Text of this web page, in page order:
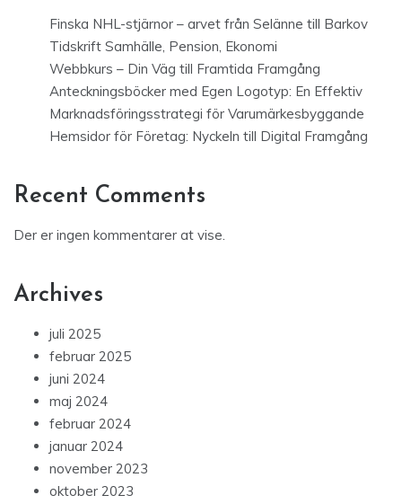
Finska NHL-stjärnor – arvet från Selänne till Barkov
Tidskrift Samhälle, Pension, Ekonomi
Webbkurs – Din Väg till Framtida Framgång
Anteckningsböcker med Egen Logotyp: En Effektiv
Marknadsföringsstrategi för Varumärkesbyggande
Hemsidor för Företag: Nyckeln till Digital Framgång
Recent Comments
Der er ingen kommentarer at vise.
Archives
juli 2025
februar 2025
juni 2024
maj 2024
februar 2024
januar 2024
november 2023
oktober 2023